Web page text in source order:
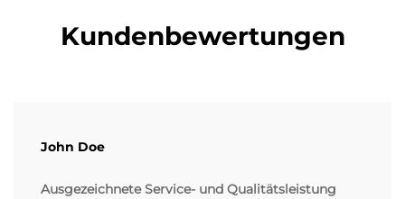
Kundenbewertungen
John Doe
Ausgezeichnete Service- und Qualitätsleistung